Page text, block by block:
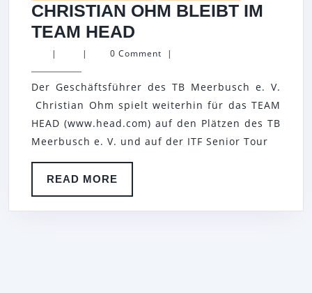
CHRISTIAN OHM BLEIBT IM
TEAM HEAD
OHM
IM
TEAM
HEAD
| | 0 Comment |
Der Geschäftsführer des TB Meerbusch e. V.
Christian Ohm spielt weiterhin für das TEAM
HEAD (www.head.com) auf den Plätzen des TB
Meerbusch e. V. und auf der ITF Senior Tour
READ MORE
MORE